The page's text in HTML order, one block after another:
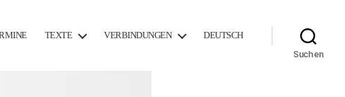
TEXTE VERBINDUNGEN DEUTSCH
Suchen